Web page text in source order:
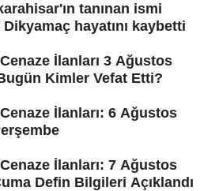
tanınan ismi
hayatını kaybetti
İlanları 3 Ağustos
Kimler Vefat Etti?
İlanları: 6 Ağustos
İlanları: 7 Ağustos
Defin Bilgileri Açıklandı